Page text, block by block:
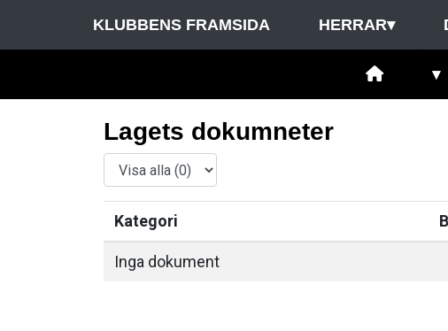
KLUBBENS FRAMSIDA HERRAR▾
▾
Lagets dokumneter
Kategori
Inga dokument